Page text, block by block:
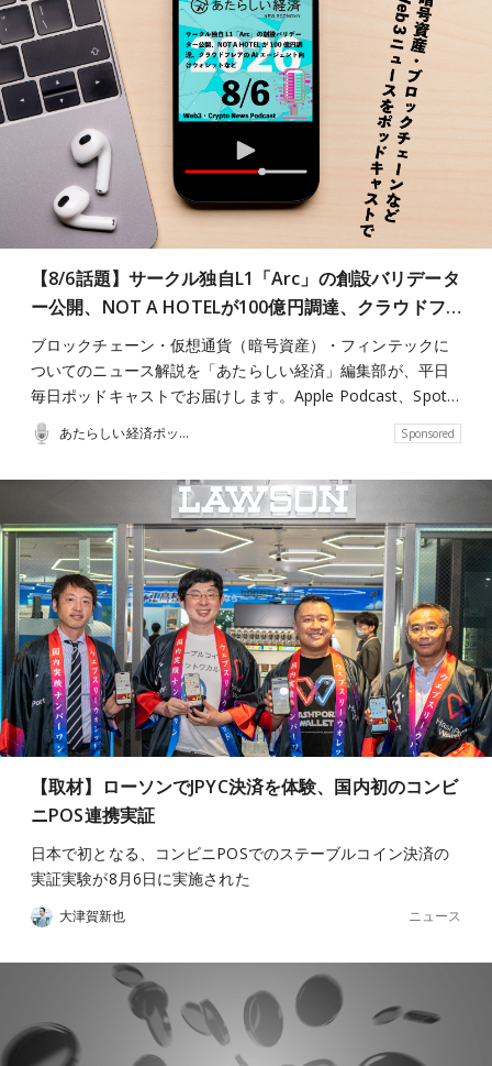
【8/6話題】サークル独自L1「Arc」の創設バリデータ
ー公開、NOT A HOTELが100億円調達、クラウドフ…
ブロックチェーン・仮想通貨（暗号資産）・フィンテックに
ついてのニュース解説を「あたらしい経済」編集部が、平日
毎日ポッドキャストでお届けします。Apple Podcast、Spot…
あたらしい経済ポッドキャスト Sponsored
【取材】ローソンでJPYC決済を体験、国内初のコンビ
ニPOS連携実証
日本で初となる、コンビニPOSでのステーブルコイン決済の
実証実験が8月6日に実施された
大津賀新也 ニュース